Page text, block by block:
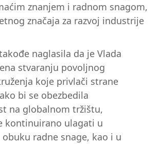
znanjem i radnom snagom,
značaja za razvoj industrije
naglasila da je Vlada
stvaranju povoljnog
koje privlači strane
bi se obezbedila
na globalnom tržištu,
kontinuirano ulagati u
radne snage, kao i u